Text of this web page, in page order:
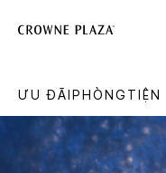
ƯU ĐÃIPHÒNG TIỆN